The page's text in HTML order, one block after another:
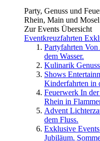
Party, Genuss und
Rhein, Main und
Zur Events Übersicht
Eventkreuzfahrten
Partyfahrten Von
dem Wasser.
Kulinarik
Shows
Kinderfahrten in
Feuerwerk In der
Rhein in
Advent
dem Fluss.
Exklusive Events
Jubiläum,